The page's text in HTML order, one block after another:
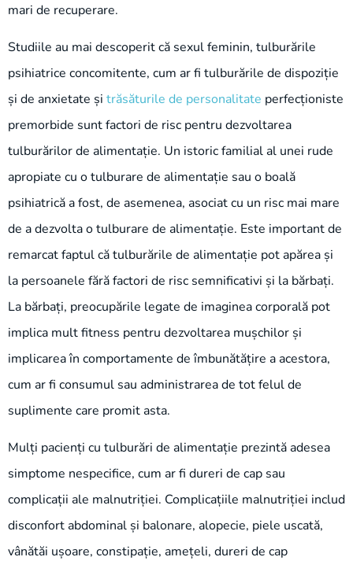
mari de recuperare.
Studiile au mai descoperit că sexul feminin, tulburările
psihiatrice concomitente, cum ar fi tulburările de dispoziție
și de anxietate și trăsăturile de personalitate perfecționiste
premorbide sunt factori de risc pentru dezvoltarea
tulburărilor de alimentație. Un istoric familial al unei rude
apropiate cu o tulburare de alimentație sau o boală
psihiatrică a fost, de asemenea, asociat cu un risc mai mare
de a dezvolta o tulburare de alimentație. Este important de
remarcat faptul că tulburările de alimentație pot apărea și
la persoanele fără factori de risc semnificativi și la bărbați.
La bărbați, preocupările legate de imaginea corporală pot
implica mult fitness pentru dezvoltarea mușchilor și
implicarea în comportamente de îmbunătățire a acestora,
cum ar fi consumul sau administrarea de tot felul de
suplimente care promit asta.
Mulți pacienți cu tulburări de alimentație prezintă adesea
simptome nespecifice, cum ar fi dureri de cap sau
complicații ale malnutriției. Complicațiile malnutriției includ
disconfort abdominal și balonare, alopecie, piele uscată,
vânătăi ușoare, constipație, amețeli, dureri de cap